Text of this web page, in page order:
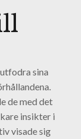
sina
de med det
insikter i
visade sig